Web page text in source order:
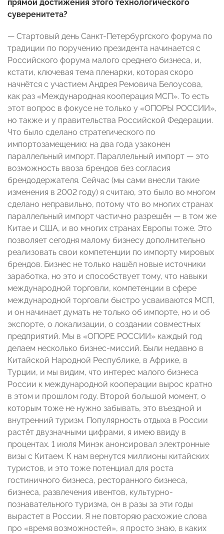
прямой достижения этого технологического
суверенитета?
— Стартовый день Санкт-Петербургского форума по
традиции по поручению президента начинается с
Российского форума малого среднего бизнеса, и,
кстати, ключевая тема пленарки, которая скоро
начнётся с участием Андрея Ремовича Белоусова,
как раз «Международная кооперация МСП». То есть
этот вопрос в фокусе не только у «ОПОРЫ РОССИИ»,
но также и у правительства Российской Федерации.
Что было сделано стратегического по
импортозамещению: на два года узаконен
параллельный импорт. Параллельный импорт — это
возможность ввоза брендов без согласия
брендодержателя. Сейчас (мы сами внесли такие
изменения в 2002 году) я считаю, это было во многом
сделано неправильно, потому что во многих странах
параллельный импорт частично разрешён — в том же
Китае и США, и во многих странах Европы тоже. Это
позволяет сегодня малому бизнесу дополнительно
реализовать свои компетенции по импорту мировых
брендов. Бизнес не только нашёл новые источники
заработка, но это и способствует тому, что навыки
международной торговли, компетенции в сфере
международной торговли быстро усваиваются МСП,
и он начинает думать не только об импорте, но и об
экспорте, о локализации, о создании совместных
предприятий. Мы в «ОПОРЕ РОССИИ» каждый год
делаем несколько бизнес-миссий. Были недавно в
Китайской Народной Республике, в Африке, в
Турции, и мы видим, что интерес малого бизнеса
России к международной кооперации вырос кратно
в этом и прошлом году. Второй большой момент, о
которым тоже не нужно забывать, это въездной и
внутренний туризм. Популярность отдыха в России
растёт двузначными цифрами, я имею ввиду в
процентах. 1 июля Минэк анонсировал электронные
визы с Китаем. К нам вернутся миллионы китайских
туристов, и это тоже потенциал для роста
гостиничного бизнеса, ресторанного бизнеса,
бизнеса, развлечения ивентов, культурно-
познавательного туризма, он в разы за эти годы
вырастет в России. Я не повторяю расхожие слова
про «время возможностей», я просто знаю, в каких